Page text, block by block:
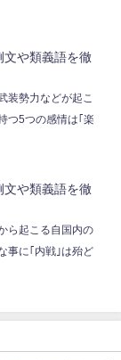
文や類義語を徹
装勢力などが起こ
つ5つの感情は｢楽
文や類義語を徹
ら起こる自国内の
事に｢内戦｣は殆ど